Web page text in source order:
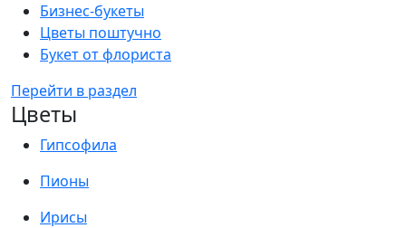
Бизнес-букеты
Цветы поштучно
Букет от флориста
Перейти в раздел
Цветы
Гипсофила
Пионы
Ирисы